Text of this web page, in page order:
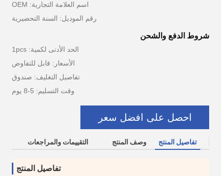
اسم العلامة التجارية: OEM
رقم الموديل: السنة التحضيرية
شروط الدفع والشحن
الحد الأدنى لكمية: 1pcs
الأسعار: قابل للتفاوض
تفاصيل التغليف: صندوق
وقت التسليم: 5-8 يوم
احصل على افضل سعر
تفاصيل المنتج وصف المنتج التقييمات والمراجعات
تفاصيل المنتج